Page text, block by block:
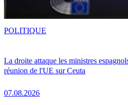
La droite attaque les ministres
réunion de l'UE sur Ceuta
07.08.2026
POLITIQUE